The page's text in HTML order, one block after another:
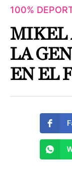
100%
MIKEL
LA
EN EL